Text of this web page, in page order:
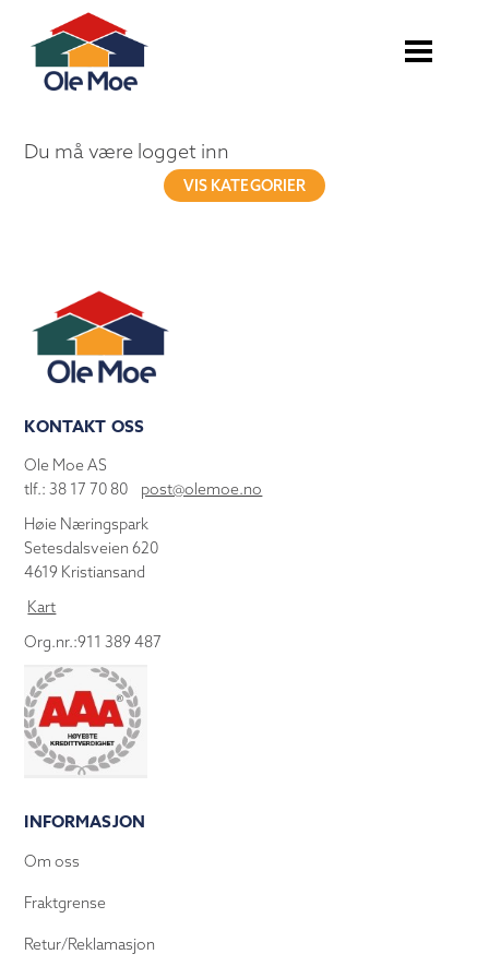
Du må være logget inn
VIS KATEGORIER
KONTAKT OSS
Ole Moe AS
tlf.: 38 17 70 80 post@olemoe.no
Høie Næringspark
Setesdalsveien 620
4619 Kristiansand
Kart
Org.nr.:911 389 487
INFORMASJON
Om oss
Fraktgrense
Retur/Reklamasjon